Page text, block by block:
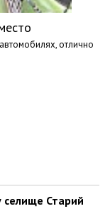
отлично
селище Старий